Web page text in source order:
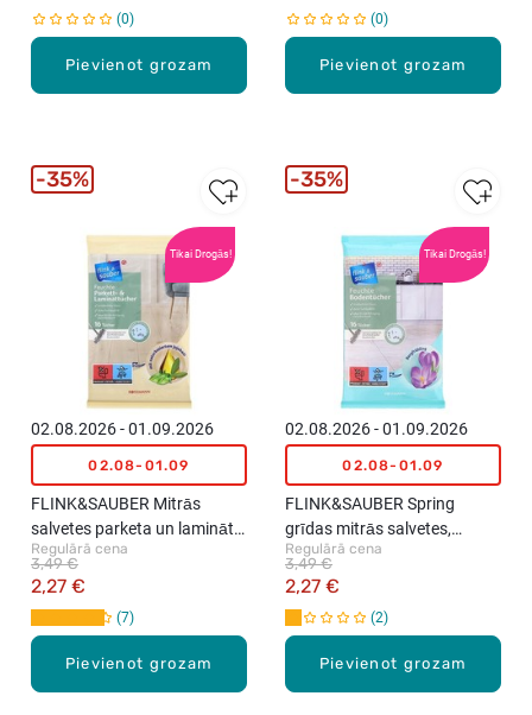
Pievienot grozam
0
Pievienot grozam
0
Tikai Drogās!
Pievienot grozam
02.08.2026 - 01.09.2026
02.08-01.09
FLINK&SAUBER Mitrās
salvetes parketa un lamināta
uzkopšanai, 16gab.
Regulārā cena
2,27 €
3,49 €
7
35%
Tikai Drogās!
Pievienot grozam
02.08.2026 - 01.09.2026
02.08-01.09
FLINK&SAUBER Spring
grīdas mitrās salvetes,
16gab.
Regulārā cena
2,27 €
3,49 €
2
35%